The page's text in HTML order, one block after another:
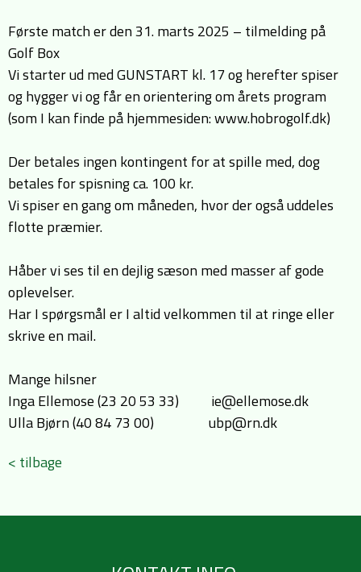
Første match er den 31. marts 2025 – tilmelding på
Golf Box
Vi starter ud med GUNSTART kl. 17 og herefter spiser
og hygger vi og får en orientering om årets program
(som I kan finde på hjemmesiden: www.hobrogolf.dk)
Der betales ingen kontingent for at spille med, dog
betales for spisning ca. 100 kr.
Vi spiser en gang om måneden, hvor der også uddeles
flotte præmier.
Håber vi ses til en dejlig sæson med masser af gode
oplevelser.
Har I spørgsmål er I altid velkommen til at ringe eller
skrive en mail.
Mange hilsner
Inga Ellemose (23 20 53 33) ie@ellemose.dk
Ulla Bjørn (40 84 73 00) ubp@rn.dk
< tilbage